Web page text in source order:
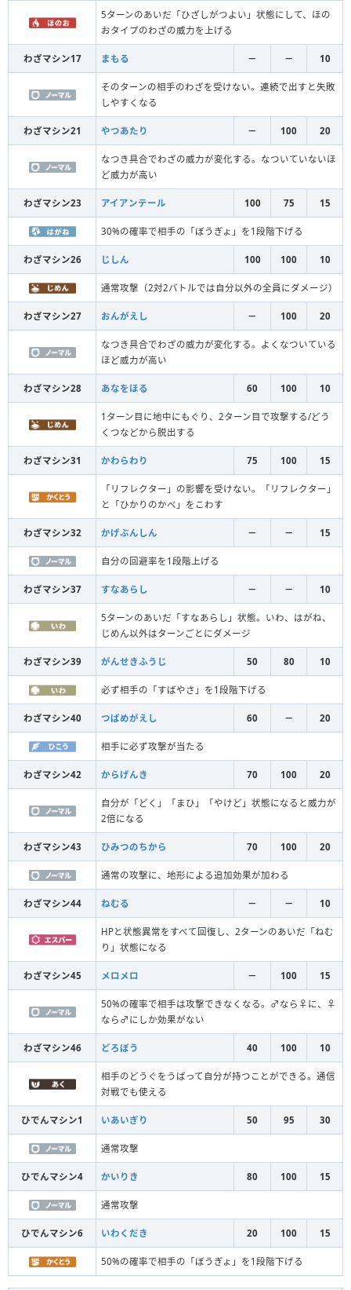
5ターンのあいだ「ひざしがつよい」状態にして、ほの
おタイプのわざの威力を上げる
わざマシン17 まもる － － 10
そのターンの相手のわざを受けない。連続で出すと失敗
しやすくなる
わざマシン21 やつあたり － 100 20
なつき具合でわざの威力が変化する。なついていないほ
ど威力が高い
わざマシン23 アイアンテール 100 75 15
30%の確率で相手の「ぼうぎょ」を1段階下げる
わざマシン26 じしん 100 100 10
通常攻撃（2対2バトルでは自分以外の全員にダメージ）
わざマシン27 おんがえし － 100 20
なつき具合でわざの威力が変化する。よくなついている
ほど威力が高い
わざマシン28 あなをほる 60 100 10
1ターン目に地中にもぐり、2ターン目で攻撃する/どう
くつなどから脱出する
わざマシン31 かわらわり 75 100 15
「リフレクター」の影響を受けない。「リフレクター」
と「ひかりのかべ」をこわす
わざマシン32 かげぶんしん － － 15
自分の回避率を1段階上げる
わざマシン37 すなあらし － － 10
5ターンのあいだ「すなあらし」状態。いわ、はがね、
じめん以外はターンごとにダメージ
わざマシン39 がんせきふうじ 50 80 10
必ず相手の「すばやさ」を1段階下げる
わざマシン40 つばめがえし 60 － 20
相手に必ず攻撃が当たる
わざマシン42 からげんき 70 100 20
自分が「どく」「まひ」「やけど」状態になると威力が
2倍になる
わざマシン43 ひみつのちから 70 100 20
通常の攻撃に、地形による追加効果が加わる
わざマシン44 ねむる － － 10
HPと状態異常をすべて回復し、2ターンのあいだ「ねむ
り」状態になる
わざマシン45 メロメロ － 100 15
50%の確率で相手は攻撃できなくなる。♂なら♀に、♀
なら♂にしか効果がない
わざマシン46 どろぼう 40 100 10
相手のどうぐをうばって自分が持つことができる。通信
対戦でも使える
ひでんマシン1 いあいぎり 50 95 30
通常攻撃
ひでんマシン4 かいりき 80 100 15
通常攻撃
ひでんマシン6 いわくだき 20 100 15
50%の確率で相手の「ぼうぎょ」を1段階下げる